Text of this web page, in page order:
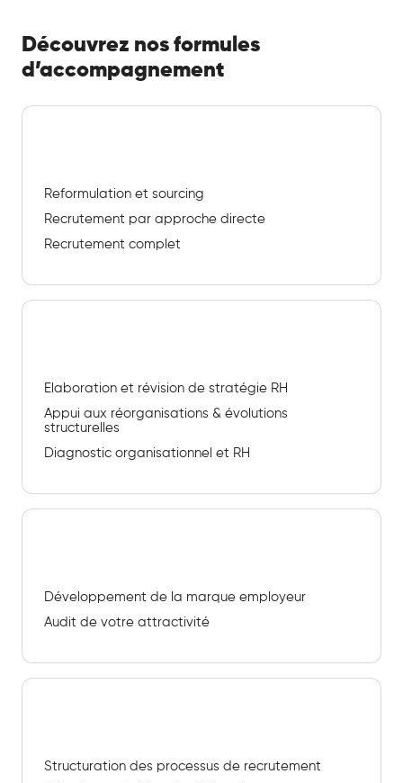
Découvrez nos formules
d’accompagnement
Reformulation et sourcing
Recrutement par approche directe
Recrutement complet
Elaboration et révision de stratégie RH
Appui aux réorganisations & évolutions
structurelles
Diagnostic organisationnel et RH
Développement de la marque employeur
Audit de votre attractivité
Structuration des processus de recrutement